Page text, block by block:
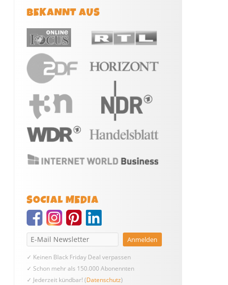
BEKANNT AUS
SOCIAL MEDIA
✓ Keinen Black Friday Deal verpassen
✓ Schon mehr als 150.000 Abonennten
✓ Jederzeit kündbar! (Datenschutz)